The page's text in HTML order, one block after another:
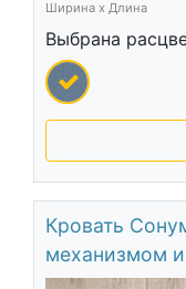
Ширина х Длина
Выбрана
Кровать
механизмом